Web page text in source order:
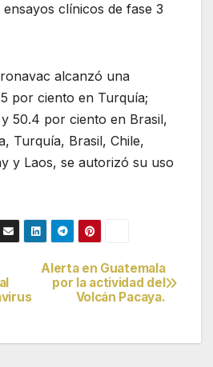
clínicos de fase 3
alcanzó una
por ciento en Turquía;
50.4 por ciento en Brasil,
Turquía, Brasil, Chile,
y Laos, se autorizó su uso
Alerta en Guatemala
por la actividad del
Volcán Pacaya.